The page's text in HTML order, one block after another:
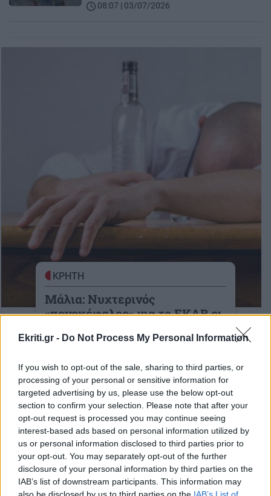
Ekriti.gr - Do Not Process My Personal Information
If you wish to opt-out of the sale, sharing to third parties, or
processing of your personal or sensitive information for
targeted advertising by us, please use the below opt-out
section to confirm your selection. Please note that after your
opt-out request is processed you may continue seeing
interest-based ads based on personal information utilized by
us or personal information disclosed to third parties prior to
your opt-out. You may separately opt-out of the further
disclosure of your personal information by third parties on the
IAB’s list of downstream participants. This information may
also be disclosed by us to third parties on the IAB’s List of
08:07 | 03/07/2026
ΚΡΗΤΗ
Μάλια: Νυχτερινός
«πονοκέφαλος» για το ΕΚΑΒ οι
28-06-2026
ΚΟΣΜΟΣ
Θρίλερ στην Τουρκία:
Βυθίστηκε «πειρατικό» πλοίο
με 148 επιβάτες – Πηδούσαν